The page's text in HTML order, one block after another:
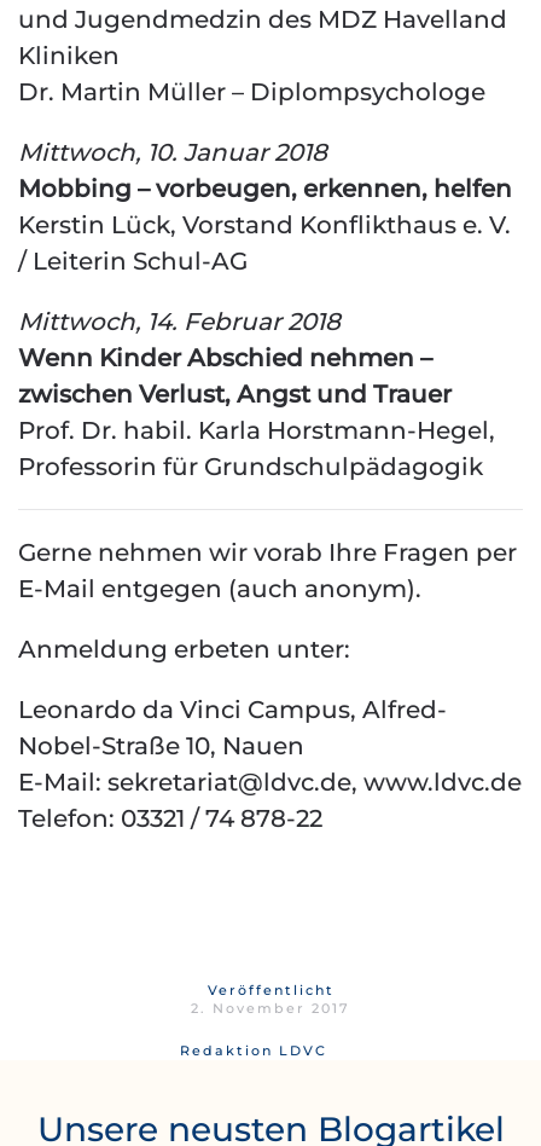
und Jugendmedzin des MDZ Havelland
Kliniken
Dr. Martin Müller – Diplompsychologe
Mittwoch, 10. Januar 2018
Mobbing – vorbeugen, erkennen, helfen
Kerstin Lück, Vorstand Konflikthaus e. V.
/ Leiterin Schul-AG
Mittwoch, 14. Februar 2018
Wenn Kinder Abschied nehmen –
zwischen Verlust, Angst und Trauer
Prof. Dr. habil. Karla Horstmann-Hegel,
Professorin für Grundschulpädagogik
Gerne nehmen wir vorab Ihre Fragen per
E-Mail entgegen (auch anonym).
Anmeldung erbeten unter:
Leonardo da Vinci Campus, Alfred-
Nobel-Straße 10, Nauen
E-Mail: sekretariat@ldvc.de, www.ldvc.de
Telefon: 03321 / 74 878-22
Veröffentlicht
2. November 2017
Redaktion LDVC
Unsere neusten Blogartikel